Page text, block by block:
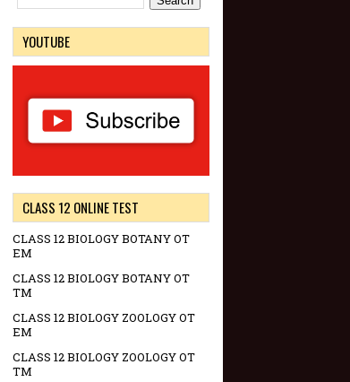
YOUTUBE
CLASS 12 ONLINE TEST
CLASS 12 BIOLOGY BOTANY OT
EM
CLASS 12 BIOLOGY BOTANY OT
TM
CLASS 12 BIOLOGY ZOOLOGY OT
EM
CLASS 12 BIOLOGY ZOOLOGY OT
TM